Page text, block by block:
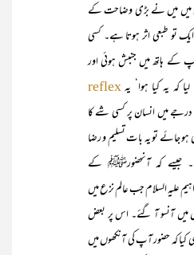
میں میں نے بڑی وضاحت کے
تو طبعی اثر ہوتا ہے۔ کسی
کے ہاتھ میں جنبش ہوئی اور
کہ یہ کیا ہوا‘ یہ reflex
میں انسان پر کسی شے کا
جائے تو یہ بات تسلیم و رضا
جیسے کہ آنحضورﷺ کے
علیہ السلام جب عالم نزع میں
آنسو آ گئے۔ اس پر بعض
کیا کہ حضور آپ کی آنکھوں میں